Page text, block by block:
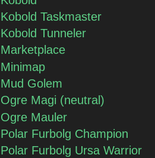
Kobold Taskmaster
Kobold Tunneler
Marketplace
Minimap
Mud Golem
Ogre Magi (neutral)
Ogre Mauler
Polar Furbolg Champion
Polar Furbolg Ursa Warrior